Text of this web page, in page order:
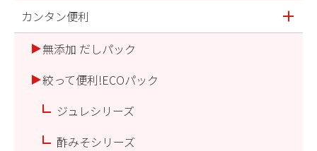
カンタン便利
無添加 だしパック
絞って便利!ECOパック
ジュレシリーズ
酢みそシリーズ